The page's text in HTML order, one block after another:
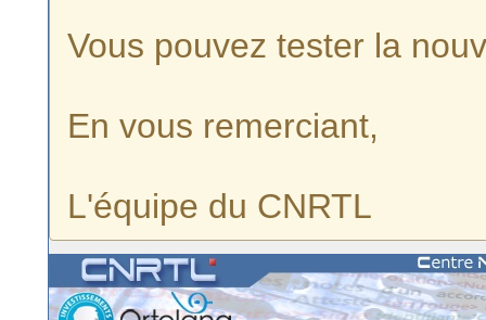
Vous pouvez tester la
En vous remerciant,
L'équipe du CNRTL